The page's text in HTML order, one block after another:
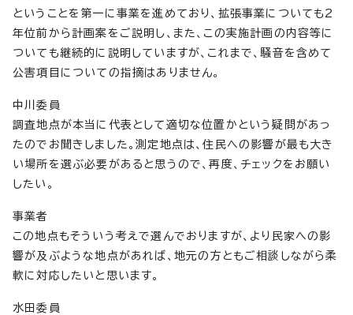
ということを第一に事業を進めており、拡張事業についても2
年位前から計画案をご説明し、また、この実施計画の内容等に
ついても継続的に説明していますが、これまで、騒音を含めて
公害項目についての指摘はありません。
中川委員
調査地点が本当に代表として適切な位置かという疑問があっ
たのでお聞きしました。測定地点は、住民への影響が最も大き
い場所を選ぶ必要があると思うので、再度、チェックをお願い
したい。
事業者
この地点もそういう考えで選んでおりますが、より民家への影
響が及ぶような地点があれば、地元の方ともご相談しながら柔
軟に対応したいと思います。
水田委員